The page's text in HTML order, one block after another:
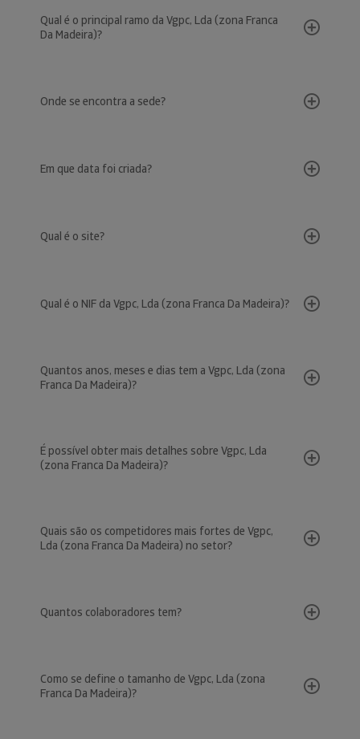
Qual é o principal ramo da Vgpc, Lda (zona Franca
Da Madeira)?
Onde se encontra a sede?
Em que data foi criada?
Qual é o site?
Qual é o NIF da Vgpc, Lda (zona Franca Da Madeira)?
Quantos anos, meses e dias tem a Vgpc, Lda (zona
Franca Da Madeira)?
É possível obter mais detalhes sobre Vgpc, Lda
(zona Franca Da Madeira)?
Quais são os competidores mais fortes de Vgpc,
Lda (zona Franca Da Madeira) no setor?
Quantos colaboradores tem?
Como se define o tamanho de Vgpc, Lda (zona
Franca Da Madeira)?